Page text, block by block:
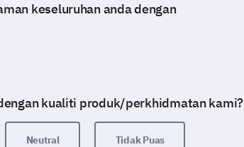
keseluruhan anda dengan
kualiti produk/perkhidmatan kami?
Neutral Tidak Puas